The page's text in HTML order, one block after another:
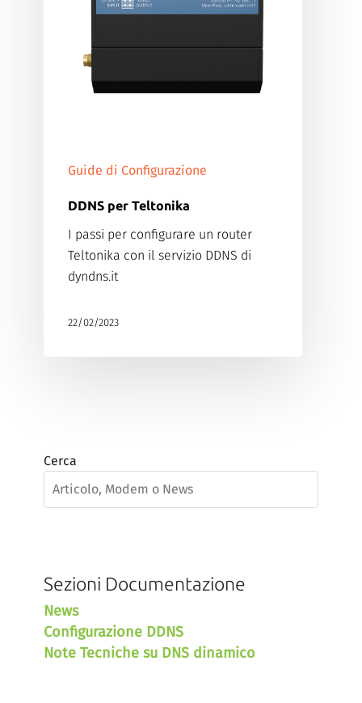
Guide di Configurazione
DDNS per Teltonika
I passi per configurare un router
Teltonika con il servizio DDNS di
dyndns.it
22/02/2023
Cerca
Sezioni Documentazione
News
Configurazione DDNS
Note Tecniche su DNS dinamico